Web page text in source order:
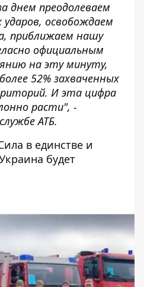
днем преодолеваем
освобождаем
приближаем нашу
официальным
на эту минуту,
52% захваченных
И эта цифра
расти", -
АТБ.
в единстве и
будет